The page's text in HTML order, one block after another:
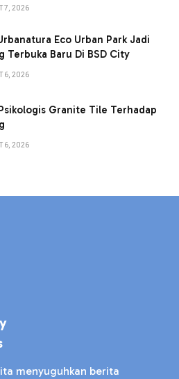
7, 2026
Eco Urban Park Jadi
Terbuka Baru Di BSD City
6, 2026
Granite Tile Terhadap
6, 2026
menyuguhkan berita